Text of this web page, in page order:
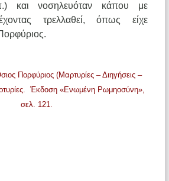
και νοσηλευόταν κάπου με
τρελλαθεί, όπως είχε
Πορφύριος (Μαρτυρίες – Διηγήσεις –
Έκδοση «Ενωμένη Ρωμηοσύνη»,
σελ. 121.